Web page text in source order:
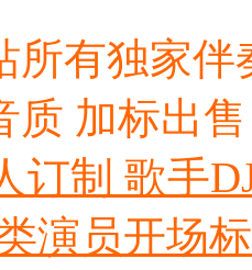
所有独家伴
质 加标出
订制 歌手
演员开场